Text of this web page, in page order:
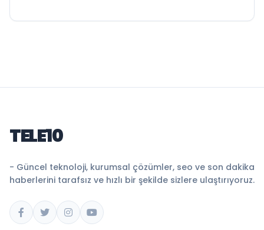
TELE10
- Güncel teknoloji, kurumsal çözümler, seo ve son dakika
haberlerini tarafsız ve hızlı bir şekilde sizlere ulaştırıyoruz.